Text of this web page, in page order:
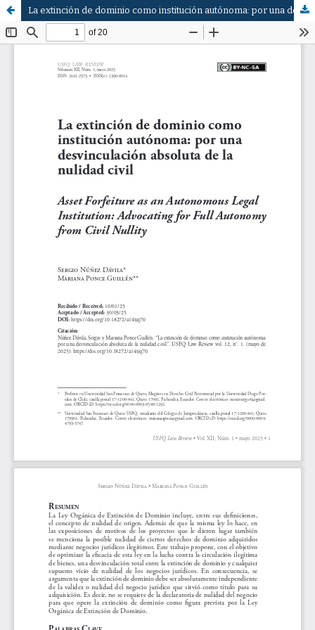
La extinción de dominio como institución autónoma: por una desvinculación absoluta de la nulidad civil